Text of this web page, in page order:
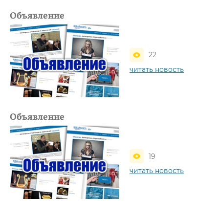
Объявление
22
читать новость
Объявление
19
читать новость